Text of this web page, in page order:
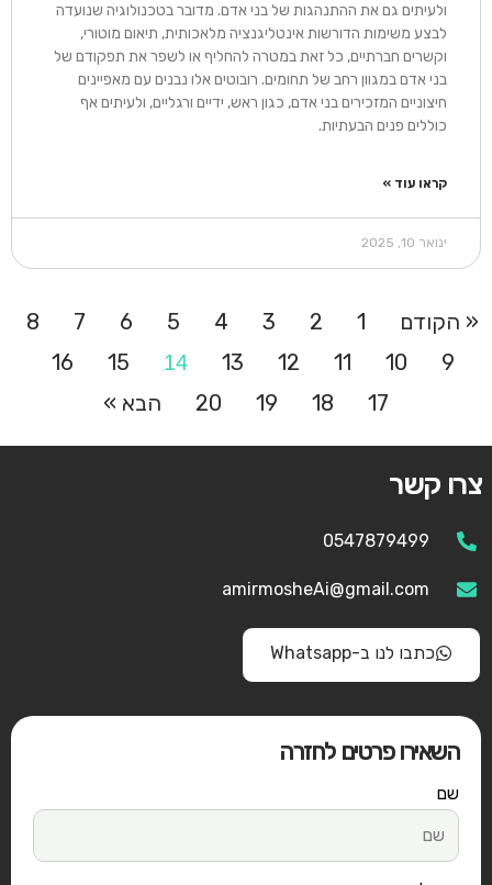
ולעיתים גם את ההתנהגות של בני אדם. מדובר בטכנולוגיה שנועדה
לבצע משימות הדורשות אינטליגנציה מלאכותית, תיאום מוטורי,
וקשרים חברתיים, כל זאת במטרה להחליף או לשפר את תפקודם של
בני אדם במגוון רחב של תחומים. רובוטים אלו נבנים עם מאפיינים
חיצוניים המזכירים בני אדם, כגון ראש, ידיים ורגליים, ולעיתים אף
כוללים פנים הבעתיות.
קראו עוד »
ינואר 10, 2025
« הקודם 1
2
3
4
5
6
7
8
9
10
11
12
13
14
15
16
17
18
19
20 הבא »
צרו קשר
0547879499
amirmosheAi@gmail.com
כתבו לנו ב-Whatsapp
השאירו פרטים לחזרה
שם